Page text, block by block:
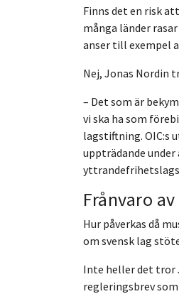
Finns det en risk
många länder
anser till exempel
Nej, Jonas Nordin
– Det som är
vi ska ha som
lagstiftning. OIC:s
uppträdande
Frånvaro
Hur påverkas då
om svensk lag
Inte heller det tror
regleringsbrev